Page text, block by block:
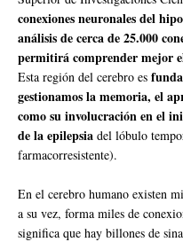
conexiones neuronales del
análisis de cerca de 25.000
permitirá comprender mejor
Esta región del cerebro es
gestionamos la memoria, el
como su involucración en el
de la epilepsia del lóbulo
farmacorresistente).
En el cerebro humano existen
a su vez, forma miles de
significa que hay billones de